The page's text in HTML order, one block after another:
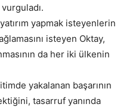
yapmak isteyenlerin
isteyen Oktay,
da her iki ülkenin
yakalanan başarının
tasarruf yanında